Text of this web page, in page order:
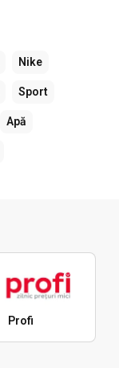
Nike
Sport
Apă
Profi